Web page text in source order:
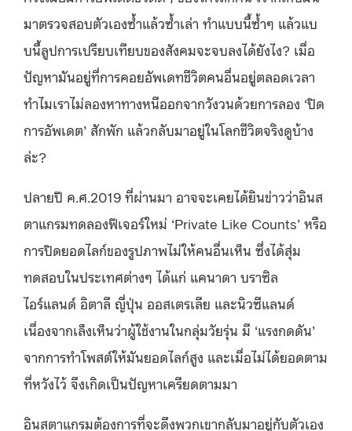
มาตรวจสอบตัวเองซ้ำแล้วซ้ำเล่า ทำแบบนี้ซ้ำๆ แล้วแบ
บนี้ลูปการเปรียบเทียบของสังคมจะจบลงได้ยังไง? เมื่อ
ปัญหามันอยู่ที่การคอยอัพเดทชีวิตคนอื่นอยู่ตลอดเวลา
ทำไมเราไม่ลองหาทางหนีออกจากวังวนด้วยการลอง ‘ปิด
การอัพเดต’ สักพัก แล้วกลับมาอยู่ในโลกชีวิตจริงดูบ้าง
ล่ะ?
ปลายปี ค.ศ.2019 ที่ผ่านมา อาจจะเคยได้ยินข่าวว่าอินส
ตาแกรมทดลองฟีเจอร์ใหม่ ‘Private Like Counts’ หรือ
การปิดยอดไลก์ของรูปภาพไม่ให้คนอื่นเห็น ซึ่งได้สุ่ม
ทดสอบในประเทศต่างๆ ได้แก่ แคนาดา บราซิล
ไอร์แลนด์ อิตาลี ญี่ปุ่น ออสเตรเลีย และนิวซีแลนด์
เนื่องจากเล็งเห็นว่าผู้ใช้งานในกลุ่มวัยรุ่น มี ‘แรงกดดัน’
จากการทำโพสต์ให้มันยอดไลก์สูง และเมื่อไม่ได้ยอดตาม
ที่หวังไว้ จึงเกิดเป็นปัญหาเครียดตามมา
อินสตาแกรมต้องการที่จะดึงพวกเขากลับมาอยู่กับตัวเอง